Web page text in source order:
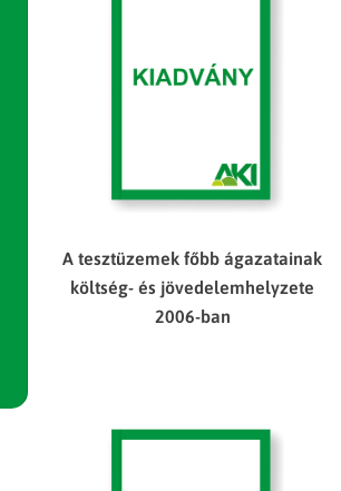
A tesztüzemek főbb ágazatainak
költség- és jövedelemhelyzete
2006-ban